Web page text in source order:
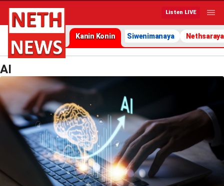
Listen LIVE
Kanin Konin Siwenimanaya Nethsaraya
AI